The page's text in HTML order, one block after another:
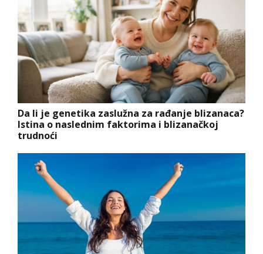
Da li je genetika zaslužna za rađanje blizanaca?
Istina o naslednim faktorima i blizanačkoj
trudnoći